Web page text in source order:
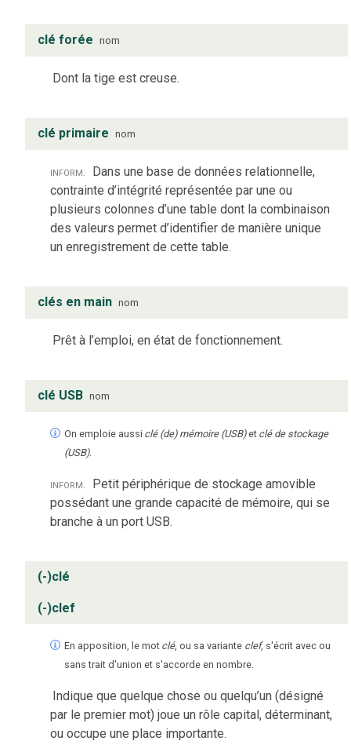
clé forée nom
Dont la tige est creuse.
clé primaire nom
inform.
Dans une base de données relationnelle,
contrainte d’intégrité représentée par une ou
plusieurs colonnes d’une table dont la combinaison
des valeurs permet d’identifier de manière unique
un enregistrement de cette table.
clés en main nom
Prêt à l’emploi, en état de fonctionnement.
clé USB nom
On emploie aussi clé (de) mémoire (USB)et clé de stockage
(USB).
inform.
Petit périphérique de stockage amovible
possédant une grande capacité de mémoire, qui se
branche à un port USB.
(-)clé
(-)clef
En apposition, le mot clé, ou sa variante clef, s'écrit avec ou
sans trait d'union et s'accorde en nombre.
Indique que quelque chose ou quelqu’un (désigné
par le premier mot) joue un rôle capital, déterminant,
ou occupe une place importante.